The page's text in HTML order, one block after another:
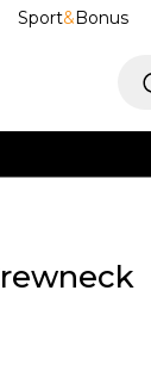
Sport&Bonus